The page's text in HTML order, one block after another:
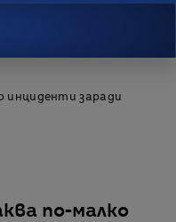
инциденти заради
по-малко